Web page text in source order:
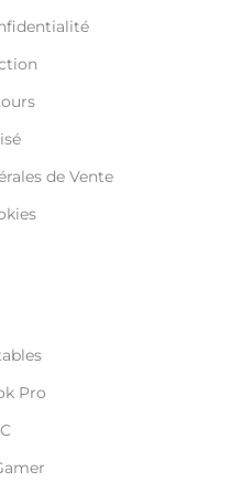
de Vente
Pro